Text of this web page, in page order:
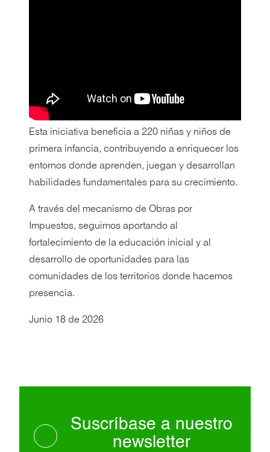
Esta iniciativa beneficia a 220 niñas y niños de
primera infancia, contribuyendo a enriquecer los
entornos donde aprenden, juegan y desarrollan
habilidades fundamentales para su crecimiento.
A través del mecanismo de Obras por
Impuestos, seguimos aportando al
fortalecimiento de la educación inicial y al
desarrollo de oportunidades para las
comunidades de los territorios donde hacemos
presencia.
Junio 18 de 2026
Suscríbase a nuestro
newsletter